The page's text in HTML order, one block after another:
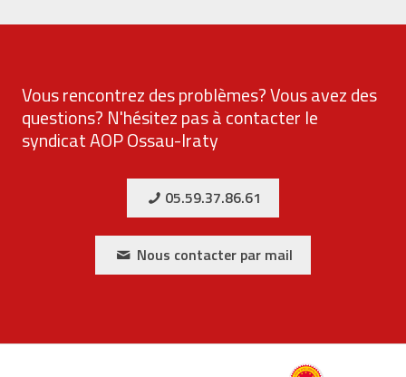
Vous rencontrez des problèmes? Vous avez des
questions? N'hésitez pas à contacter le
syndicat AOP Ossau-Iraty
05.59.37.86.61
Nous contacter par mail